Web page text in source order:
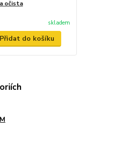
očista
skladem
Přidat do košíku